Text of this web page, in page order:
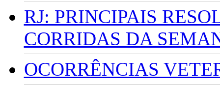
RJ: PRINCIPAIS
CORRIDAS DA
OCORRÊNCIAS